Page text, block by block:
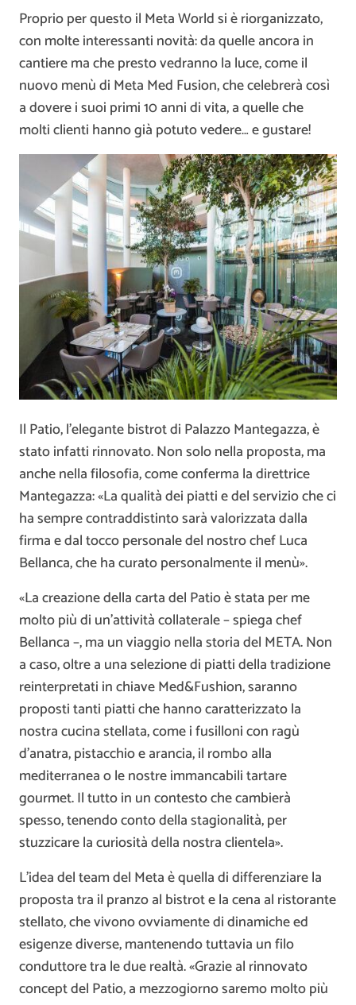
Proprio per questo il Meta World si è riorganizzato,
con molte interessanti novità: da quelle ancora in
cantiere ma che presto vedranno la luce, come il
nuovo menù di Meta Med Fusion, che celebrerà così
a dovere i suoi primi 10 anni di vita, a quelle che
molti clienti hanno già potuto vedere… e gustare!
Il Patio, l’elegante bistrot di Palazzo Mantegazza, è
stato infatti rinnovato. Non solo nella proposta, ma
anche nella filosofia, come conferma la direttrice
Mantegazza: «La qualità dei piatti e del servizio che ci
ha sempre contraddistinto sarà valorizzata dalla
firma e dal tocco personale del nostro chef Luca
Bellanca, che ha curato personalmente il menù».
«La creazione della carta del Patio è stata per me
molto più di un’attività collaterale – spiega chef
Bellanca –, ma un viaggio nella storia del META. Non
a caso, oltre a una selezione di piatti della tradizione
reinterpretati in chiave Med&Fushion, saranno
proposti tanti piatti che hanno caratterizzato la
nostra cucina stellata, come i fusilloni con ragù
d’anatra, pistacchio e arancia, il rombo alla
mediterranea o le nostre immancabili tartare
gourmet. Il tutto in un contesto che cambierà
spesso, tenendo conto della stagionalità, per
stuzzicare la curiosità della nostra clientela».
L’idea del team del Meta è quella di differenziare la
proposta tra il pranzo al bistrot e la cena al ristorante
stellato, che vivono ovviamente di dinamiche ed
esigenze diverse, mantenendo tuttavia un filo
conduttore tra le due realtà. «Grazie al rinnovato
concept del Patio, a mezzogiorno saremo molto più